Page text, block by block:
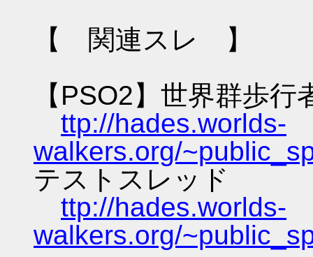
【 関連スレ 】
【PSO2】世界群歩
ttp://hades.worlds-
walkers.org/
テストスレッド
ttp://hades.worlds-
walkers.org/